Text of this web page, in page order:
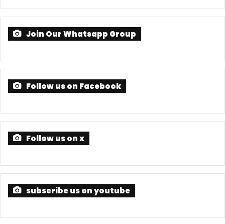
Join Our Whatsapp Group
Follow us on Facebook
Follow us on x
subscribe us on youtube